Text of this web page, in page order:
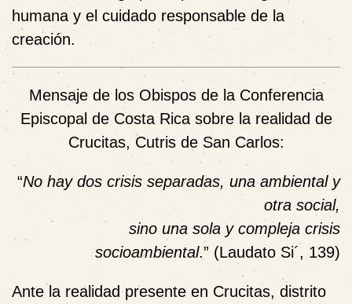
humana y el cuidado responsable de la
creación.
Mensaje de los Obispos de la Conferencia
Episcopal de Costa Rica sobre la realidad de
Crucitas, Cutris de San Carlos:
“No hay dos crisis separadas, una ambiental y
otra social,
sino una sola y compleja crisis
socioambiental.” (Laudato Si´, 139)
Ante la realidad presente en Crucitas, distrito